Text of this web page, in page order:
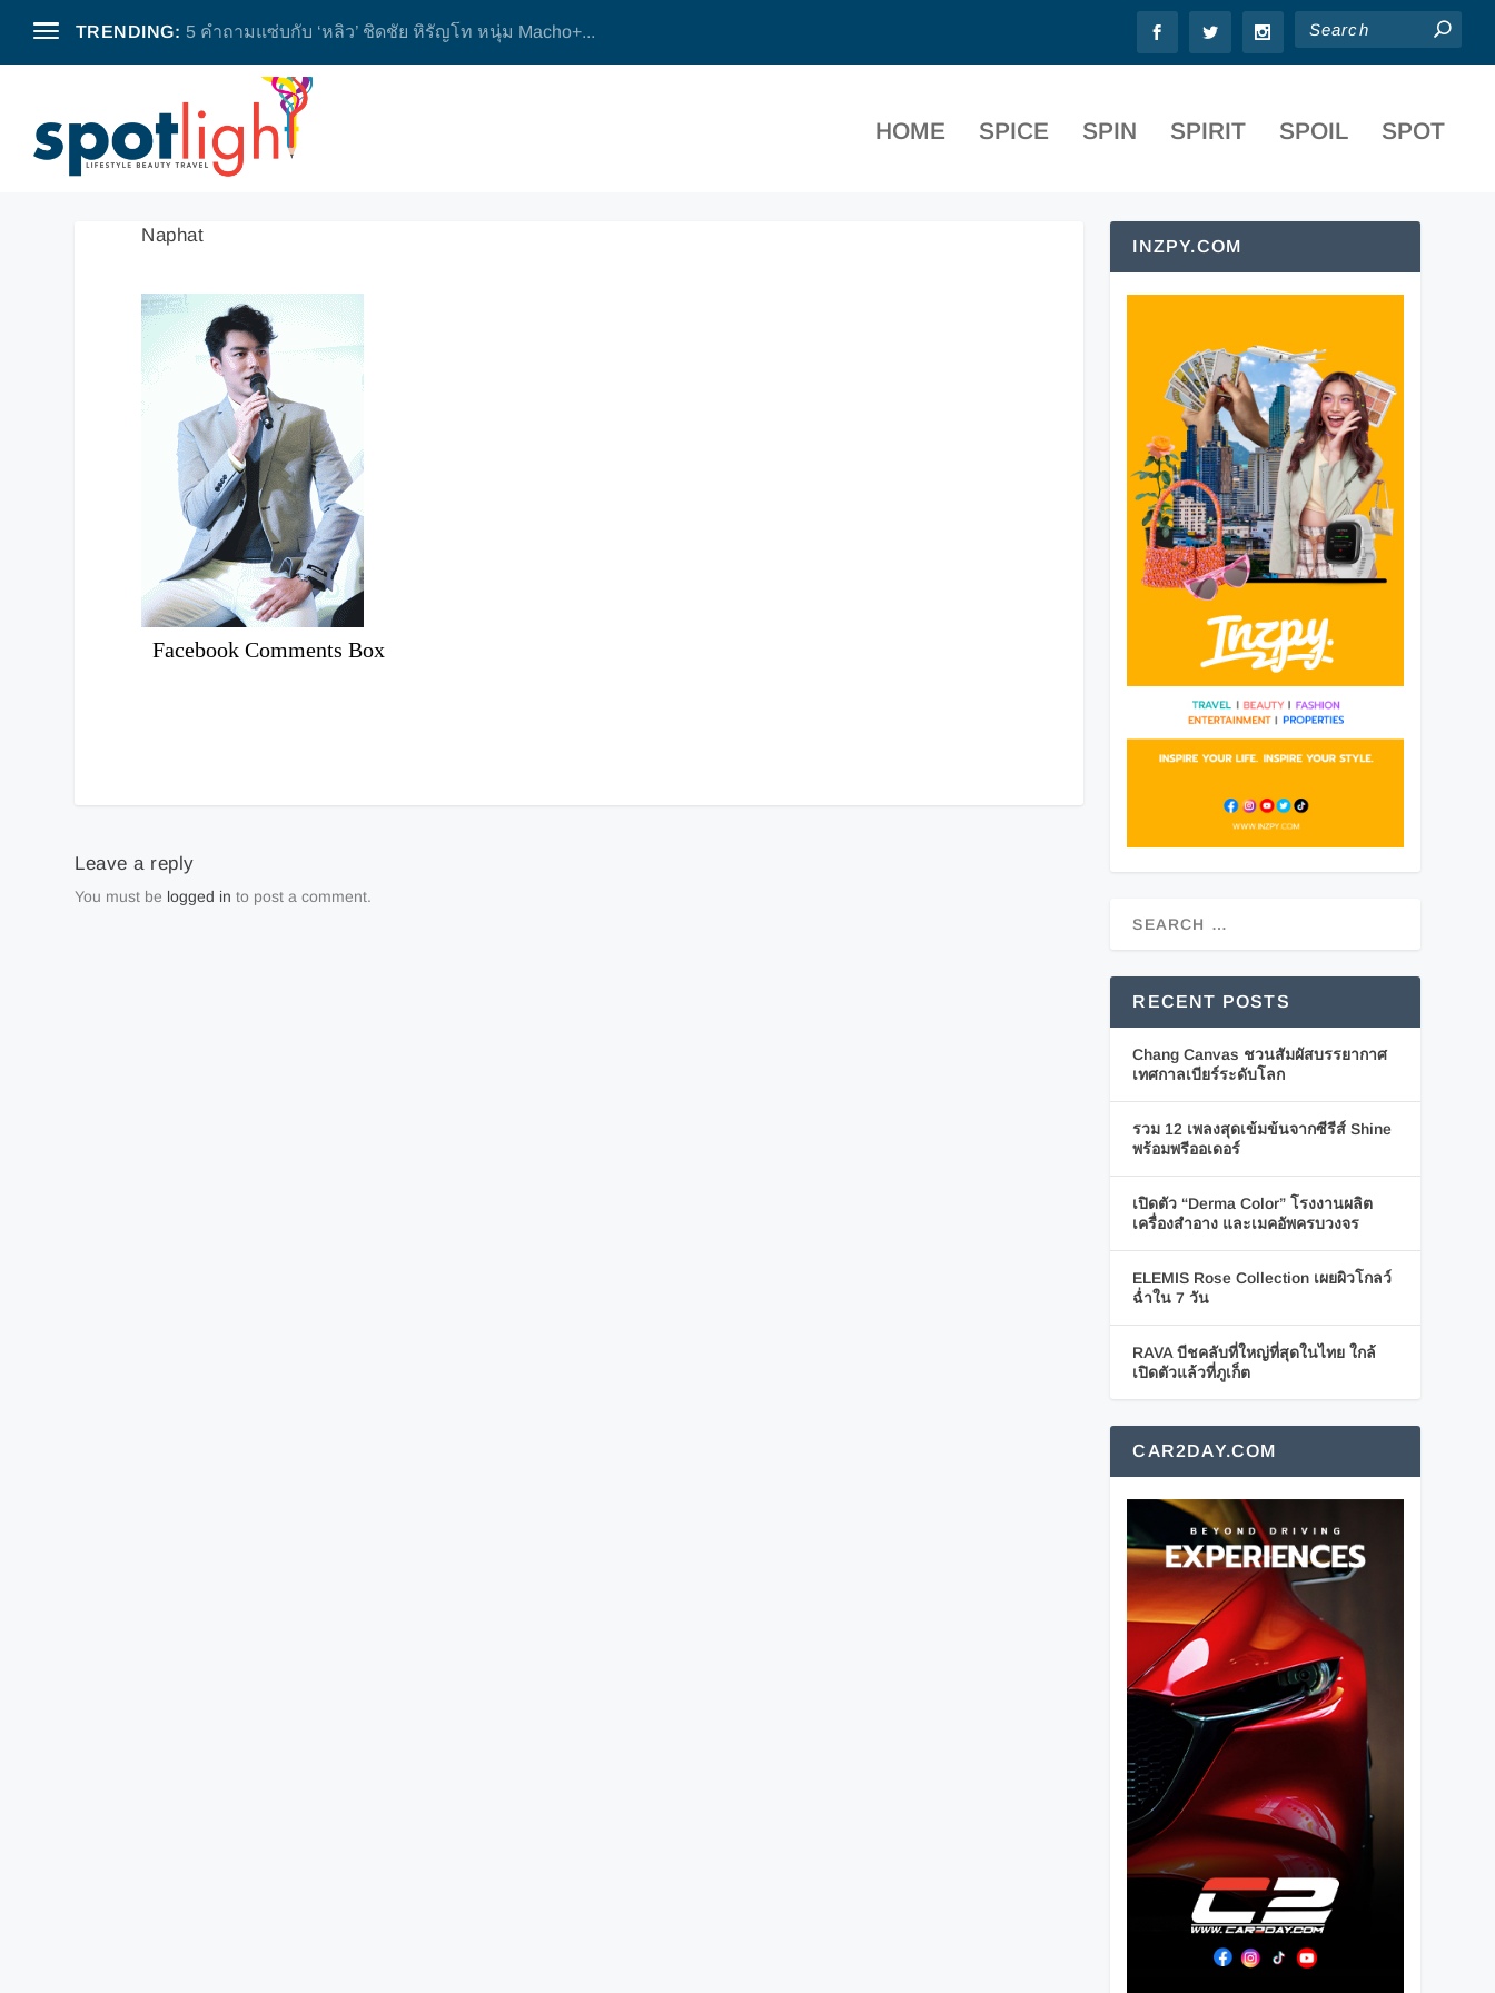
TRENDING: 5 คำถามแซ่บกับ ‘หลิว’ ชิดชัย หิรัญโท หนุ่ม Macho+...
HOME SPICE SPIN SPIRIT SPOIL SPOT
Naphat
Facebook Comments Box
Leave a reply
You must be logged in to post a comment.
INZPY.COM
RECENT POSTS
Chang Canvas ชวนสัมผัสบรรยากาศ
เทศกาลเบียร์ระดับโลก
รวม 12 เพลงสุดเข้มข้นจากซีรีส์ Shine
พร้อมพรีออเดอร์
เปิดตัว “Derma Color” โรงงานผลิต
เครื่องสำอาง และเมคอัพครบวงจร
ELEMIS Rose Collection เผยผิวโกลว์
ฉ่ำใน 7 วัน
RAVA บีชคลับที่ใหญ่ที่สุดในไทย ใกล้
เปิดตัวแล้วที่ภูเก็ต
CAR2DAY.COM